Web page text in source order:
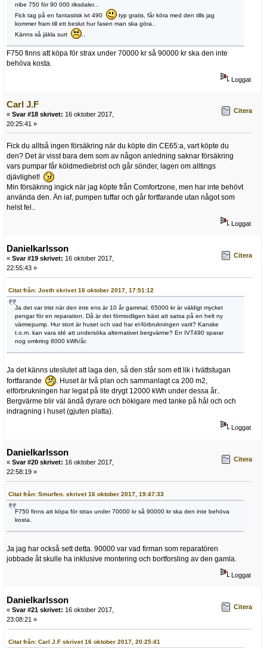
nibe 750 för 90 000 riksdaler...
Fick tag på en fantastisk ivt 490
typ gratis, får köra med den tills jag
kommer fram till ett beslut hur fasen man ska göra..
Känns så jäkla surt
F750 finns att köpa för strax under 70000 kr så 90000 kr ska den inte
behöva kosta.
Loggat
Carl J.F
« Svar #18 skrivet: 16 oktober 2017,
20:25:41 »
Citera
Fick du alltså ingen försäkring när du köpte din CE65:a, vart köpte du
den? Det är visst bara dem som av någon anledning saknar försäkring
vars pumpar får köldmediebrist och går sönder, lagen om alltings
djävlighet!
Min försäkring ingick när jag köpte från Comfortzone, men har inte behövt
använda den. Än iaf, pumpen tuffar och går fortfarande utan något som
helst fel..
Loggat
Danielkarlsson
« Svar #19 skrivet: 16 oktober 2017,
22:55:43 »
Citera
Citat från: Josth skrivet 16 oktober 2017, 17:51:12
Ja det var trist när den inte ens är 10 år gammal, 65000 kr är väldigt mycket
pengar för en reparation. Då är det förmodligen bäst att satsa på en helt ny
värmepump. Hur stort är huset och vad har el-förbrukningen varit? Kanske
t.o.m. kan vara idé att undersöka alternativet bergvärme? En IVT490 sparar
nog omkring 8000 kWh/år.
Ja det känns uteslutet att laga den, så den står som ett lik i tvättstugan
fortfarande
. Huset är två plan och sammanlagt ca 200 m2,
elförbrukningen har legat på lite drygt 12000 kWh under dessa år..
Bergvärme blir väl ändå dyrare och bökigare med tanke på hål och och
indragning i huset (gjuten platta).
Loggat
Danielkarlsson
« Svar #20 skrivet: 16 oktober 2017,
22:58:19 »
Citera
Citat från: Smurfen. skrivet 16 oktober 2017, 19:47:33
F750 finns att köpa för strax under 70000 kr så 90000 kr ska den inte behöva
kosta.
Ja jag har också sett detta. 90000 var vad firman som reparatören
jobbade åt skulle ha inklusive montering och bortforsling av den gamla.
Loggat
Danielkarlsson
« Svar #21 skrivet: 16 oktober 2017,
23:08:21 »
Citera
Citat från: Carl J.F skrivet 16 oktober 2017, 20:25:41